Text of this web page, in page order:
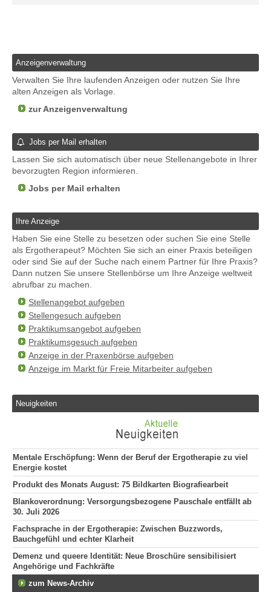
Anzeigenverwaltung
Verwalten Sie Ihre laufenden Anzeigen oder nutzen Sie Ihre
alten Anzeigen als Vorlage.
zur Anzeigenverwaltung
Jobs per Mail erhalten
Lassen Sie sich automatisch über neue Stellenangebote in Ihrer
bevorzugten Region informieren.
Jobs per Mail erhalten
Ihre Anzeige
Haben Sie eine Stelle zu besetzen oder suchen Sie eine Stelle
als Ergotherapeut? Möchten Sie sich an einer Praxis beteiligen
oder sind Sie auf der Suche nach einem Partner für Ihre Praxis?
Dann nutzen Sie unsere Stellenbörse um Ihre Anzeige weltweit
abrufbar zu machen.
Stellenangebot aufgeben
Stellengesuch aufgeben
Praktikumsangebot aufgeben
Praktikumsgesuch aufgeben
Anzeige in der Praxenbörse aufgeben
Anzeige im Markt für Freie Mitarbeiter aufgeben
Neuigkeiten
Mentale Erschöpfung: Wenn der Beruf der Ergotherapie zu viel
Energie kostet
Produkt des Monats August: 75 Bildkarten Biografiearbeit
Blankoverordnung: Versorgungsbezogene Pauschale entfällt ab
30. Juli 2026
Fachsprache in der Ergotherapie: Zwischen Buzzwords,
Bauchgefühl und echter Klarheit
Demenz und queere Identität: Neue Broschüre sensibilisiert
Angehörige und Fachkräfte
zum News-Archiv